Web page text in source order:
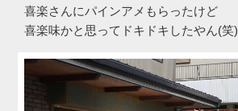
喜楽さんにパインアメもらったけど
喜楽味かと思ってドキドキしたやん(笑)